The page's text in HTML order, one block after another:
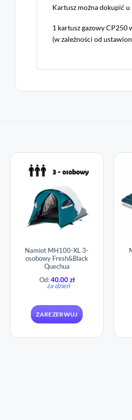
Kartusz można dokupić u
1 kartusz gazowy CP250
(w zależności od
Namiot MH100-XL 3-
osobowy Fresh&Black​
Quechua
Od:40.00zł
za dzień
ZAREZERWUJ